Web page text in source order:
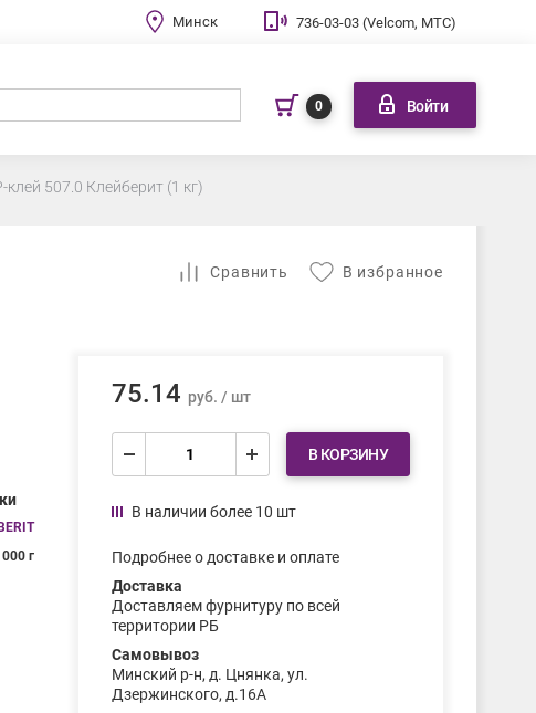
Минск 736-03-03 (Velcom, МТС)
0 Войти
клей 507.0 Клейберит (1 кг)
В избранное
Cравнить
г
75.14 руб. / шт
В КОРЗИНУ
В наличии более 10 шт
Подробнее о доставке и оплате
Доставка
Доставляем фурнитуру по всей
территории РБ
Самовывоз
Минский р-н, д. Цнянка, ул.
Дзержинского, д.16А